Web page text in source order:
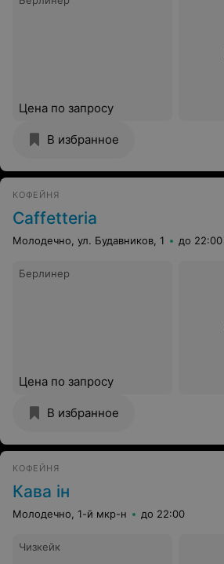
Цена по запросу
В избранное
КОФЕЙНЯ
Caffetteria
Молодечно, ул. Будавников, 1 до 22:00
Берлинер
Цена по запросу
В избранное
КОФЕЙНЯ
Кава ін
Молодечно, 1-й мкр-н до 22:00
Чизкейк